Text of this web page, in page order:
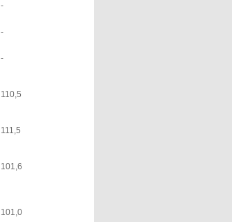
-
-
-
110,5
111,5
101,6
101,0